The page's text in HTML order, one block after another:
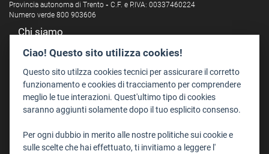
Provincia autonoma di Trento - C.F. e P.IVA: 00337460224
Numero verde 800 903606
Chi siamo
Redazione
Staff
Format - Centro Audiovisivi
Trentino Film Commission
Dove Siamo
Ciao! Questo sito utilizza cookies!
Questo sito utilzza cookies tecnici per assicurare il corretto
funzionamento e cookies di tracciamento per comprendere
meglio le tue interazioni. Quest'ultimo tipo di cookies
saranno aggiunti solamente dopo il tuo esplicito consenso.
Per ogni dubbio in merito alle nostre politiche sui cookie e
sulle scelte che hai effettuato, ti invitiamo a leggere l'